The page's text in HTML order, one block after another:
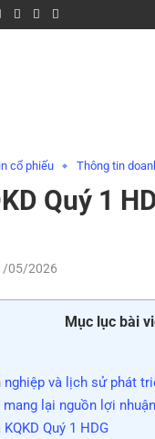
cổ phiếu Thông tin
Quý 1
05/2026
Mục lục bài
nghiệp và lịch sử phát
lại nguồn lợi
Quý 1 HDG